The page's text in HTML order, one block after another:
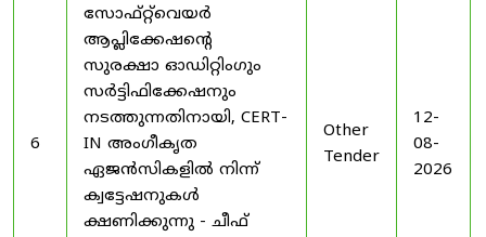
6
സോഫ്റ്റ്‌വെയർ
ആപ്ലിക്കേഷന്റെ
സുരക്ഷാ ഓഡിറ്റിംഗും
സർട്ടിഫിക്കേഷനും
നടത്തുന്നതിനായി, CERT-
IN അംഗീകൃത
ഏജൻസികളിൽ നിന്ന്
ക്വട്ടേഷനുകൾ
ക്ഷണിക്കുന്നു - ചീഫ്
Other
Tender
12-
08-
2026